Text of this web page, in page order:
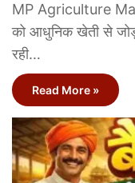
MP Agriculture
को आधुनिक खेती से
रही…
Read More »